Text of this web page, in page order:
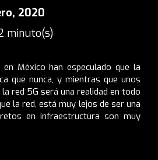
2020
minuto(s)
en México han especulado que la
que nunca, y mientras que unos
red 5G será una realidad en todo
la red, está muy lejos de ser una
en infraestructura son muy